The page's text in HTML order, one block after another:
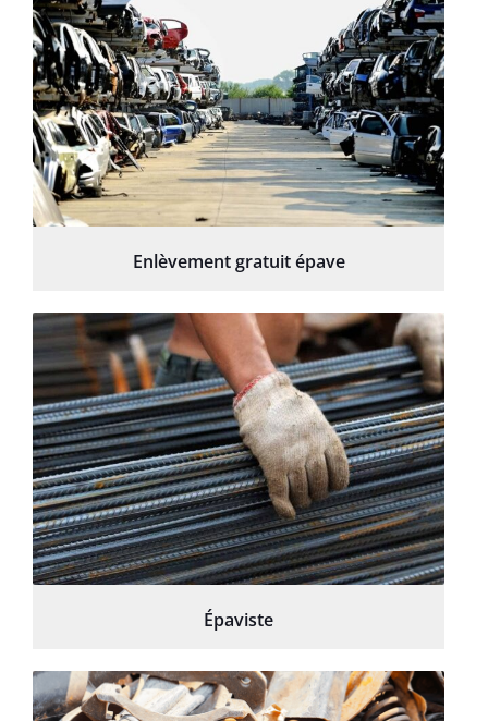
Enlèvement gratuit épave
Épaviste